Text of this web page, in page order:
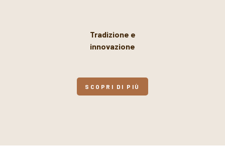
Tradizione e
innovazione
SCOPRI DI PIÙ